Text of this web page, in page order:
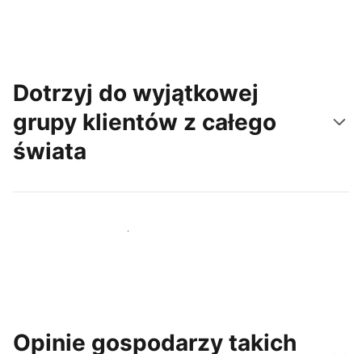
Dotrzyj do wyjątkowej
grupy klientów z całego
świata
Dotrzyj do nowych gości już dziś
Opinie gospodarzy takich